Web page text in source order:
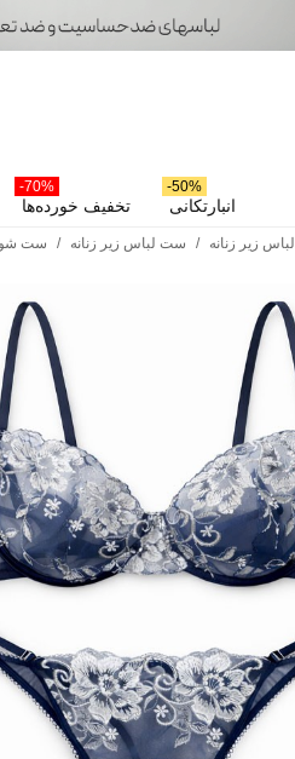
انبارتکانی
50%-
تخفیف خورده‌ها
70%-
لباس زیر زنانه / ست لباس زیر زنانه / ست